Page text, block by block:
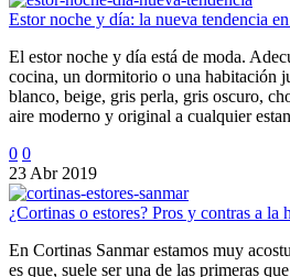
Estor noche y día: la nueva tendencia
El estor noche y día está de moda.
cocina, un dormitorio o una habitación
blanco, beige, gris perla, gris oscuro,
aire moderno y original a cualquier
0 0
23 Abr 2019
¿Cortinas o estores? Pros y contras a la
En Cortinas Sanmar estamos muy
es que, suele ser una de las primeras